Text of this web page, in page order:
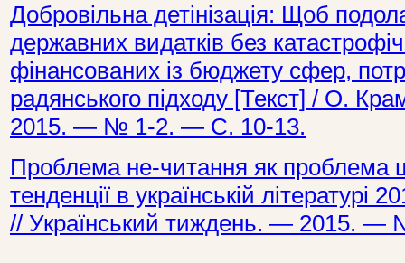
Добровільна детінізація: Щоб
державних видатків без
фінансованих із бюджету сфер,
радянського підходу [Текст] / О.
2015. — № 1-2. — С. 10-13.
Проблема не-читання як проблема
тенденції в українській літературі
// Український тиждень. — 2015.